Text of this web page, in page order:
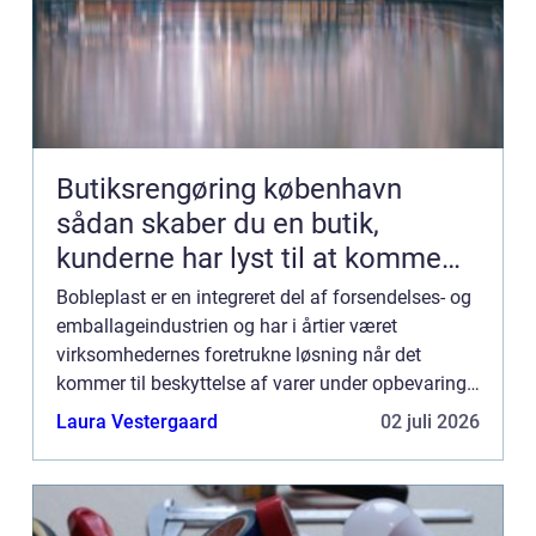
Butiksrengøring københavn
sådan skaber du en butik,
kunderne har lyst til at komme
tilbage til
Bobleplast er en integreret del af forsendelses- og
emballageindustrien og har i årtier været
virksomhedernes foretrukne løsning når det
kommer til beskyttelse af varer under opbevaring
og transport. Traditionelt forbinder de fleste
Laura Vestergaard 02 juli 2026